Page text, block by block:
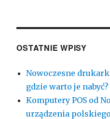
OSTATNIE WPISY
Nowoczesne
gdzie warto je nabyć?
Komputery POS od
urządzenia